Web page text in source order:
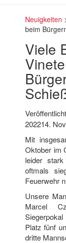
Neuigkeiten
beim
Viele
202214.
Mit
Oktober im
leider
oftmals
Feuerwehr
Unsere
Marcel
Platz fünf
dritte